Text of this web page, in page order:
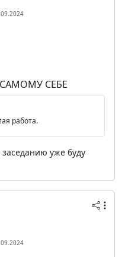
САМОМУ СЕБЕ
работа.
уже буду